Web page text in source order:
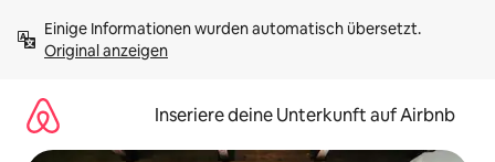
Inhalten
springenOriginal anzeigen
Inseriere deine Unterkunft auf Airbnb